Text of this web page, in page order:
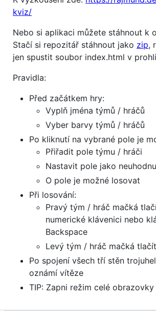
kviz/
Nebo si aplikaci můžete stáhnout k
Stačí si repozitář stáhnout jako zip,
jen spustit soubor index.html v
Pravidla:
Před začátkem hry:
Vyplň jména týmů / hráčů
Vyber barvy týmů / hráčů
Po kliknutí na vybrané pole je
Přiřadit pole týmu / hráči
Nastavit pole jako
O pole je možné losovat
Při losování:
Pravý tým / hráč mačká
numerické klávenici nebo
Backspace
Levý tým / hráč mačká
Po spojení všech tří stěn
oznámí vítěze
TIP: Zapni režim celé obrazovky